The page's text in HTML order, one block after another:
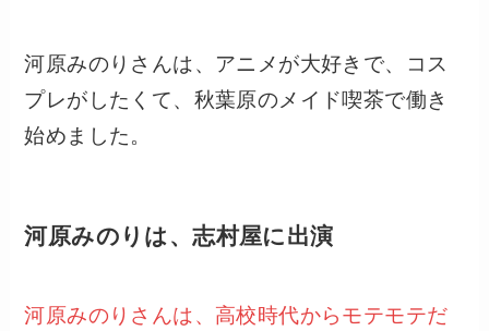
河原みのりさんは、アニメが大好きで、コス
プレがしたくて、秋葉原のメイド喫茶で働き
始めました。
河原みのりは、志村屋に出演
河原みのりさんは、高校時代からモテモテだ